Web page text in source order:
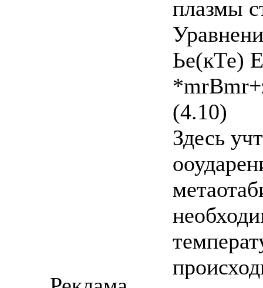
плазмы
Ье(кТе)
(4.10)
Здесь